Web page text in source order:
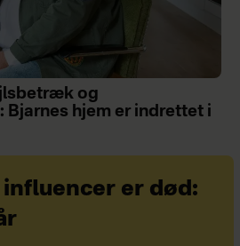
og
hjem er indrettet i
er død: